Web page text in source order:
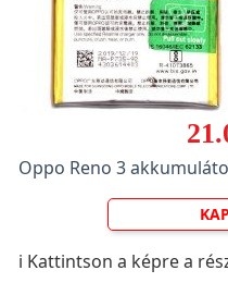
Oppo Reno 3
ℹ️ Kattintson a képre a